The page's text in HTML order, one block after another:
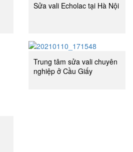
Sửa vali Echolac tại Hà Nội
Trung tâm sửa vali chuyên
nghiệp ở Cầu Giấy